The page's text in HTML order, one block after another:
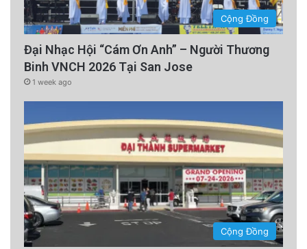
Cộng Đồng
Đại Nhạc Hội “Cám Ơn Anh” – Người Thương
Binh VNCH 2026 Tại San Jose
1 week ago
Cộng Đồng